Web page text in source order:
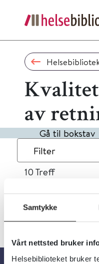
Samtykke
Vårt nettsted bruker
Helsebiblioteket bruker
av
Gå til bokstav
Filter
10 Treff